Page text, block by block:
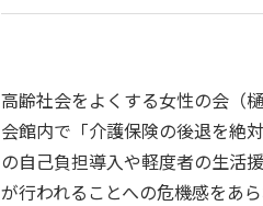
高齢社会をよくする女性の会（
会館内で「介護保険の後退を絶
の自己負担導入や軽度者の生活
が行われることへの危機感をあ